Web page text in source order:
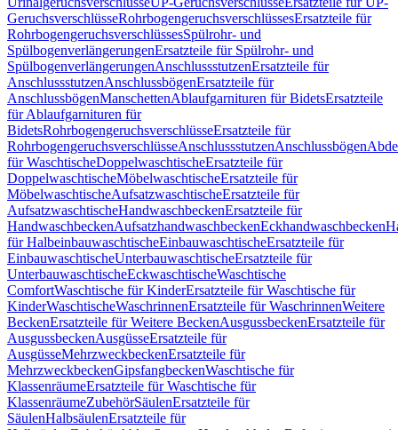
GeruchsverschlüsseRohrbogengeruchsverschlüssesErsatzteile für
RohrbogengeruchsverschlüssesSpülrohr- und
SpülbogenverlängerungenErsatzteile für Spülrohr- und
SpülbogenverlängerungenAnschlussstutzenErsatzteile für
AnschlussstutzenAnschlussbögenErsatzteile für
AnschlussbögenManschettenAblaufgarnituren für BidetsErsatzteile
für Ablaufgarnituren für
BidetsRohrbogengeruchsverschlüsseErsatzteile für
RohrbogengeruchsverschlüsseAnschlussstutzenAnschlussbögen
für WaschtischeDoppelwaschtischeErsatzteile für
DoppelwaschtischeMöbelwaschtischeErsatzteile für
MöbelwaschtischeAufsatzwaschtischeErsatzteile für
AufsatzwaschtischeHandwaschbeckenErsatzteile für
HandwaschbeckenAufsatzhandwaschbeckenEckhandwaschbecken
für HalbeinbauwaschtischeEinbauwaschtischeErsatzteile für
EinbauwaschtischeUnterbauwaschtischeErsatzteile für
UnterbauwaschtischeEckwaschtischeWaschtische
ComfortWaschtische für KinderErsatzteile für Waschtische für
KinderWaschtischeWaschrinnenErsatzteile für WaschrinnenWeitere
BeckenErsatzteile für Weitere BeckenAusgussbeckenErsatzteile für
AusgussbeckenAusgüsseErsatzteile für
AusgüsseMehrzweckbeckenErsatzteile für
MehrzweckbeckenGipsfangbeckenWaschtische für
KlassenräumeErsatzteile für Waschtische für
KlassenräumeZubehörSäulenErsatzteile für
SäulenHalbsäulenErsatzteile für